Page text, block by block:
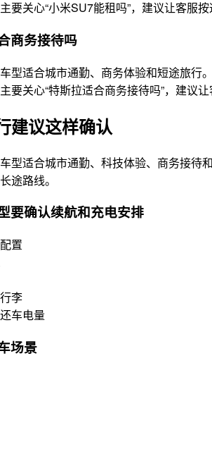
要关心“小米SU7能租吗”，建议让客服
商务接待吗
型适合城市通勤、商务体验和短途旅行
要关心“特斯拉适合商务接待吗”，建议
建议这样确认
型适合城市通勤、科技体验、商务接待
途路线。
要确认续航和充电安排
置
李
车电量
场景